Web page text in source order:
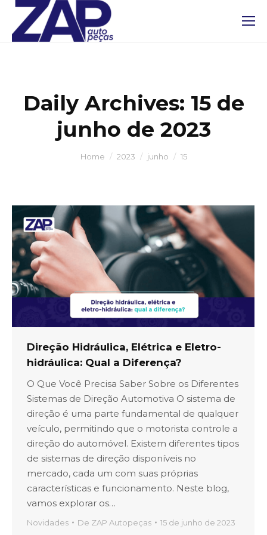
Daily Archives: 15 de
junho de 2023
Home 2023 junho 15
Direção Hidráulica, Elétrica e Eletro-
hidráulica: Qual a Diferença?
O Que Você Precisa Saber Sobre os Diferentes
Sistemas de Direção Automotiva O sistema de
direção é uma parte fundamental de qualquer
veículo, permitindo que o motorista controle a
direção do automóvel. Existem diferentes tipos
de sistemas de direção disponíveis no
mercado, cada um com suas próprias
características e funcionamento. Neste blog,
vamos explorar os…
Novidades De ZAP Autopeças 15 de junho de 2023